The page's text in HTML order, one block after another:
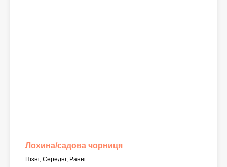
Лохина/садова чорниця
Пізні, Середні, Ранні